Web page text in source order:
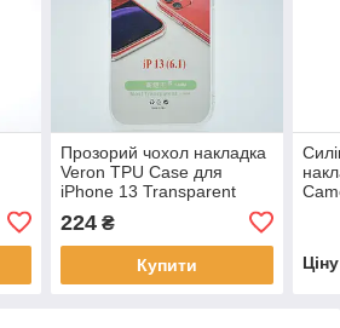
Прозорий чохол накладка
Veron TPU Case для
iPhone 13 Transparent
224₴
Купити